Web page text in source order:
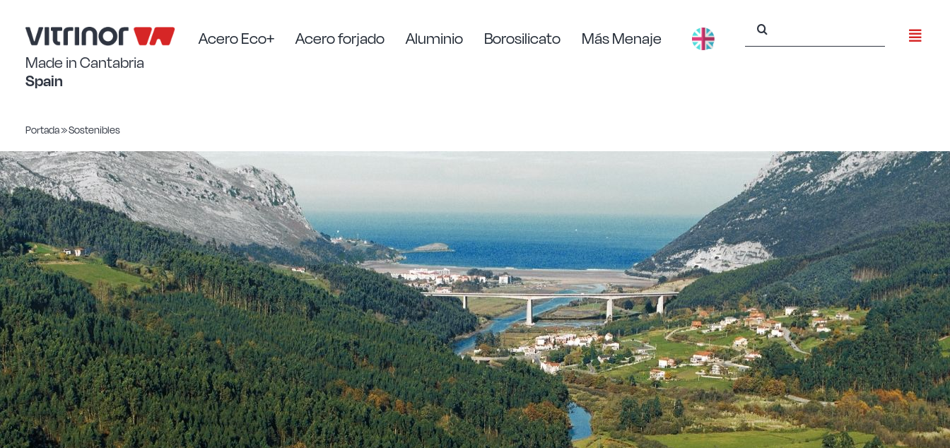
contenido
Made in Cantabria
Spain
Acero Eco+ Acero forjado Aluminio Borosilicato Más Menaje
Portada»Sostenibles